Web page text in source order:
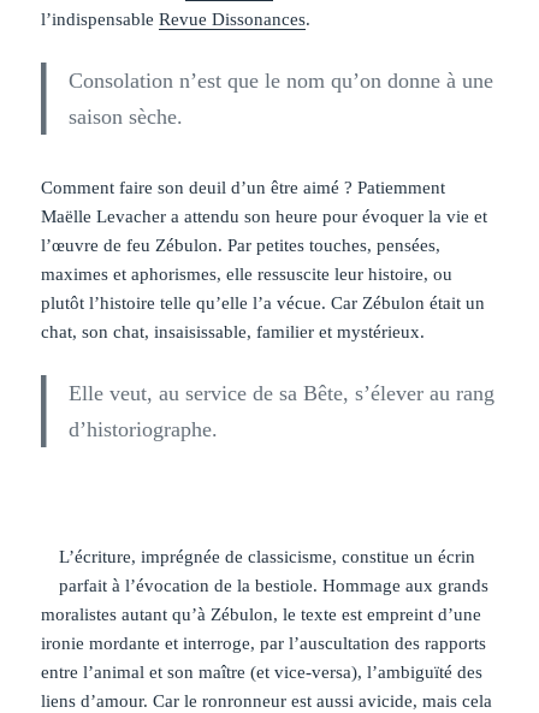
l’indispensableRevue Dissonances.
Consolation n’est que le nom qu’on donne à une
saison sèche.
Comment faire son deuil d’un être aimé ? Patiemment
Maëlle Levacher a attendu son heure pour évoquer la vie et
l’œuvre de feu Zébulon. Par petites touches, pensées,
maximes et aphorismes, elle ressuscite leur histoire, ou
plutôt l’histoire telle qu’elle l’a vécue. Car Zébulon était un
chat, son chat, insaisissable, familier et mystérieux.
Elle veut, au service de sa Bête, s’élever au rang
d’historiographe.
L’écriture, imprégnée de classicisme, constitue un écrin
parfait à l’évocation de la bestiole. Hommage aux grands
moralistes autant qu’à Zébulon, le texte est empreint d’une
ironie mordante et interroge, par l’auscultation des rapports
entre l’animal et son maître (et vice-versa), l’ambiguïté des
liens d’amour. Car le ronronneur est aussi avicide, mais cela